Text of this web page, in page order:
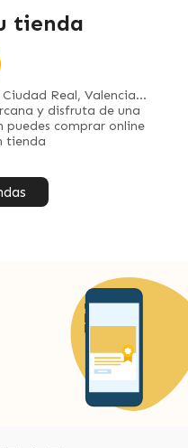
tienda
Real, Valencia...
y disfruta de una
puedes comprar online
tienda